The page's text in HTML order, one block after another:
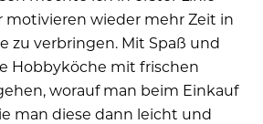
motivieren wieder mehr Zeit in
zu verbringen. Mit Spaß und
Hobbyköche mit frischen
worauf man beim Einkauf
man diese dann leicht und